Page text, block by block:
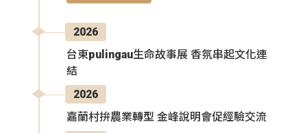
2026
台東pulingau生命故事展 香氛串起文化連
結
2026
嘉蘭村拚農業轉型 金峰說明會促經驗交流